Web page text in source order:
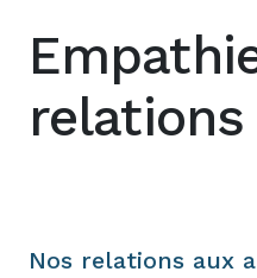
relations
Nos relations aux